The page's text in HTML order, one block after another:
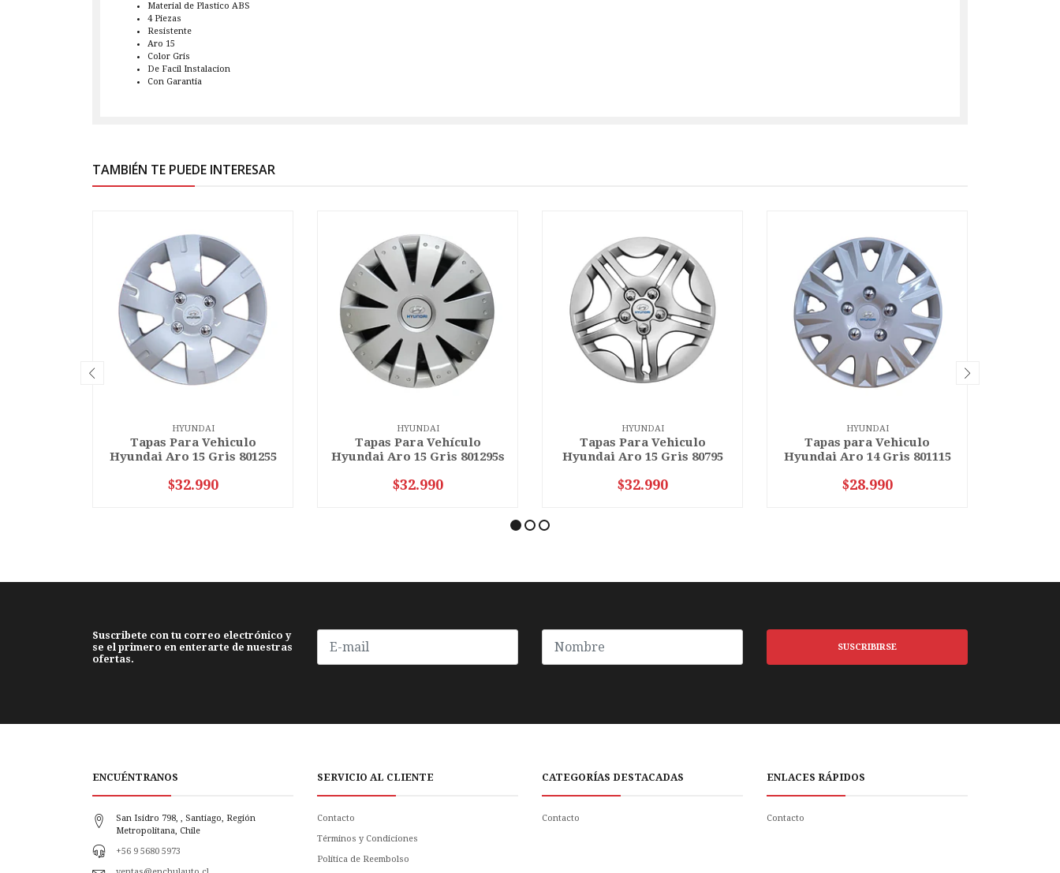
Material de Plastico ABS
4 Piezas
Resistente
Aro 15
Color Gris
De Facil Instalacion
Con Garantia
TAMBIÉN TE PUEDE INTERESAR
HYUNDAI
Tapas Para Vehiculo
Hyundai Aro 15 Gris 801255
+
$32.990
HYUNDAI
Tapas Para Vehículo
Hyundai Aro 15 Gris 801295s
+
$32.990
HYUNDAI
Tapas Para Vehiculo
Hyundai Aro 15 Gris 80795
+
$32.990
HYUNDAI
Tapas para Vehiculo
Hyundai Aro 14 Gris 801115
VER OPCIONES
$28.990
Suscribete con tu correo electrónico y
se el primero en enterarte de nuestras
ofertas.
SUSCRIBIRSE
ENCUÉNTRANOS
San Isidro 798, , Santiago, Región
Metropolitana, Chile
+56 9 5680 5973
SERVICIO AL CLIENTE
Contacto
Términos y Condiciones
Política de Reembolso
CATEGORÍAS DESTACADAS
Contacto
ENLACES RÁPIDOS
Contacto